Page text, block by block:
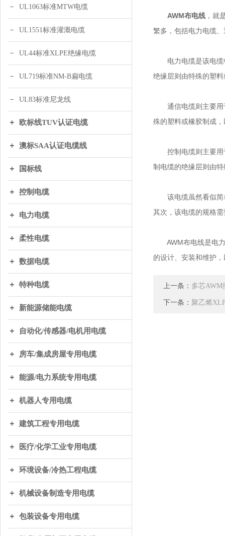
UL1063标准MTW电缆
UL1551标准灌溉电缆
UL44标准XLPE绝缘电缆
UL719标准NM-B扁电缆
UL83标准尼龙线
欧标线TUV认证电缆
澳标SAA认证电缆线
国标线
控制电缆
电力电缆
柔性电缆
数据电缆
特种电缆
新能源储能电缆
自动化/传感器/电机用电缆
房车/集成房屋专用电缆
能源/电力系统专用电缆
机器人专用电缆
建筑工程专用电缆
医疗/化学工业专用电缆
环境设备/冷热工程电缆
机械设备制造专用电缆
包装设备专用电缆
AWM布电线 ，就
繁多，包括电力电缆
电力电缆是该电缆中
绝缘层则由特殊的塑
通信电缆则主要用于
殊的塑料或橡胶制成
控制电缆则主要用于
制电缆的绝缘层则由
该电缆虽然看似简单
其次，该电缆的规格
AWM布电线是电力
的设计、安装和维护
上一条： 多芯AWM
下一条： 聚乙烯